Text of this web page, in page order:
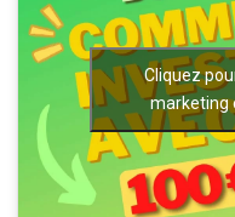
Cliquez
marketing